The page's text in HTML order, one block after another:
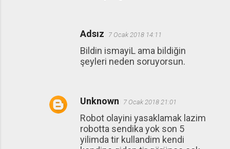
Adsız 7 Ocak 2018 14:11
Bildin ismayiL ama bildiğin
şeyleri neden soruyorsun.
Unknown 7 Ocak 2018 21:01
Robot olayini yasaklamak lazim
robotta sendika yok son 5
yilimda tir kullandim kendi